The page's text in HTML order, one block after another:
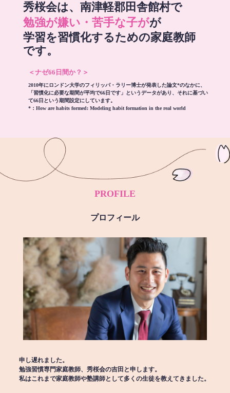
秀桜会は、南津軽郡田舎館村で
勉強が嫌い・苦手な子がが
学習を習慣化するための家庭教師
です。
＜ナゼ66日間か？＞
2010年にロンドン大学のフィリッパ・ラリー博士が発表した論文*のなかに、
「習慣化に必要な期間が平均で66日です」というデータがあり、それに基づい
て66日という期間設定にしています。
*： How are habits formed: Modeling habit formation in the real world
PROFILE
プロフィール
申し遅れました。
勉強習慣専門家庭教師、秀桜会の吉田と申します。
私はこれまで家庭教師や塾講師として多くの生徒を教えてきました。